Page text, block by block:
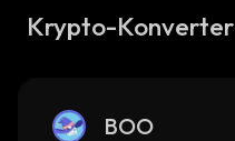
Krypto-Konverter
BOO